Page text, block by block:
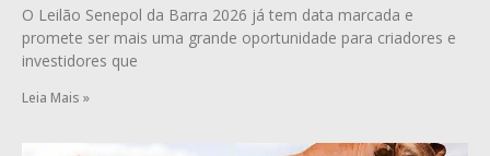
O Leilão Senepol da Barra 2026 já tem data marcada e
promete ser mais uma grande oportunidade para criadores e
investidores que
Leia Mais »